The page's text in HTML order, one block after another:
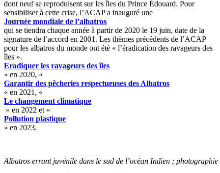
dont neuf se reproduisent sur les îles du Prince Édouard. Pour
sensibiliser à cette crise, l’ACAP a inauguré une
Journée mondiale de l’albatros
qui se tiendra chaque année à partir de 2020 le 19 juin, date de la
signature de l’accord en 2001. Les thèmes précédents de l’ACAP
pour les albatros du monde ont été « l’éradication des ravageurs des
îles ».
Eradiquer les ravageurs des îles
« en 2020, «
Garantir des pêcheries respectueuses des Albatros
« en 2021, «
Le changement climatique
» en 2022 et «
Pollution plastique
« en 2023.
Albatros errant juvénile dans le sud de l’océan Indien ;